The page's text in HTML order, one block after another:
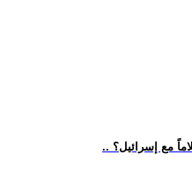
مع إسرائيل؟